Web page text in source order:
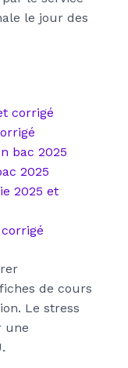
le jour des
corrigé
bac 2025
2025
2025 et
de cours
Le stress
une